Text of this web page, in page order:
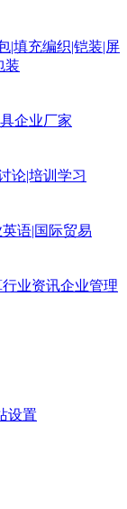
|填充编织|铠装|屏
装
企业厂家
论|培训学习
语|国际贸易
行业资讯企业管理
设置